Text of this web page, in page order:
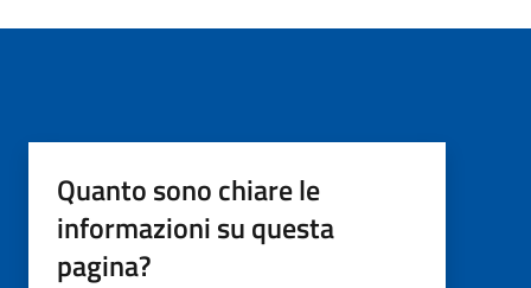
Quanto sono chiare le
informazioni su questa
pagina?